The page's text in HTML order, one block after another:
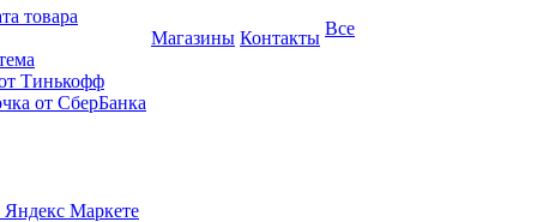
товара
Тинькофф
от СберБанка
Маркете
Магазины Контакты Все